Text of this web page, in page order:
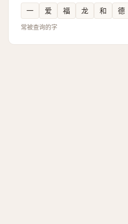
一 爱 福 龙 和 德
常被查询的字